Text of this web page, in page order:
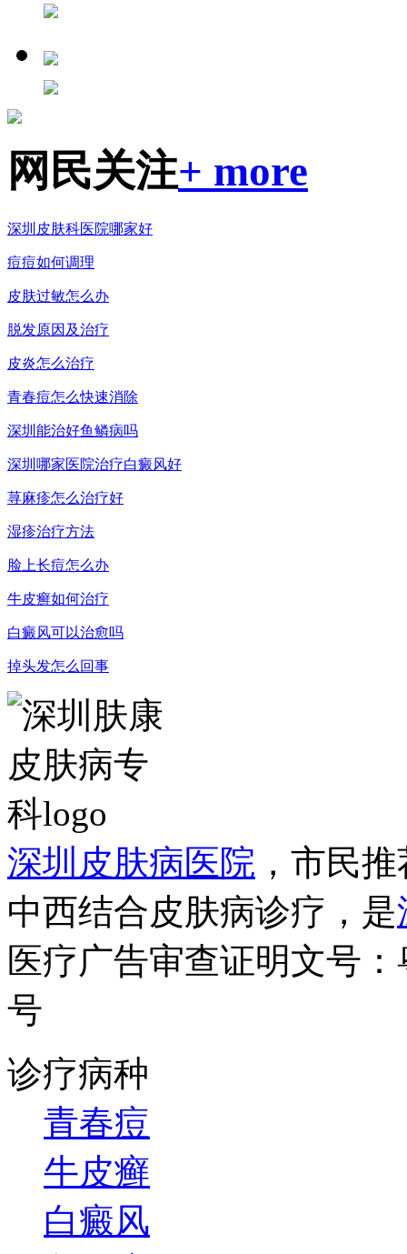
网民关注+ more
深圳皮肤科医院哪家好
痘痘如何调理
皮肤过敏怎么办
脱发原因及治疗
皮炎怎么治疗
青春痘怎么快速消除
深圳能治好鱼鳞病吗
深圳哪家医院治疗白癜风好
荨麻疹怎么治疗好
湿疹治疗方法
脸上长痘怎么办
牛皮癣如何治疗
白癜风可以治愈吗
掉头发怎么回事
深圳皮肤病医院 ，市民
中西结合皮肤病诊疗，是
医疗广告审查证明文号
号
诊疗病种
青春痘
牛皮癣
白癜风